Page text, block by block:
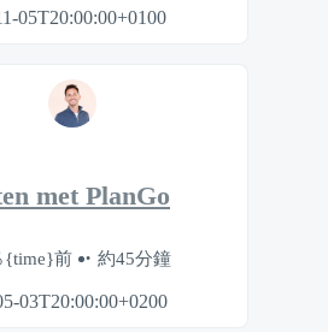
05T20:00:00+0100
met PlanGo
{time}前 約45分鐘
03T20:00:00+0200